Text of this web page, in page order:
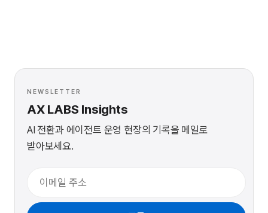
로그를 프롬프트와 메모리 갱신으로 연결하되, 승인·평가·롤백을 함께 설계해야 한다.